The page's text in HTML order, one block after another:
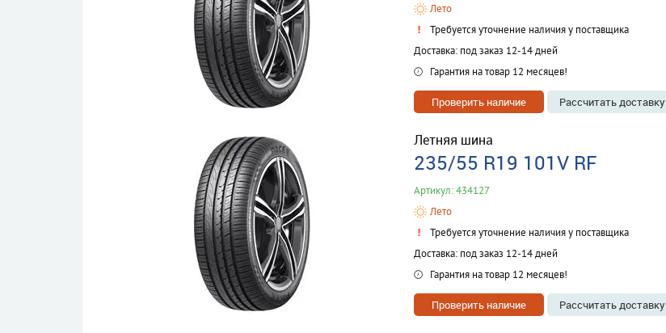
Лето
Требуется уточнение наличия у поставщика
Доставка: под заказ 12-14 дней
Гарантия на товар 12 месяцев!
Проверить наличие Рассчитать доставку
Летняя шина
235/55 R19 101V RF
Артикул: 434127
Лето
Требуется уточнение наличия у поставщика
Доставка: под заказ 12-14 дней
Гарантия на товар 12 месяцев!
Проверить наличие Рассчитать доставку